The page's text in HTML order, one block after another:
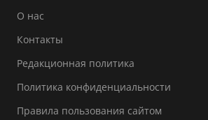
О нас
Контакты
Редакционная политика
Политика конфиденциальности
Правила пользования сайтом